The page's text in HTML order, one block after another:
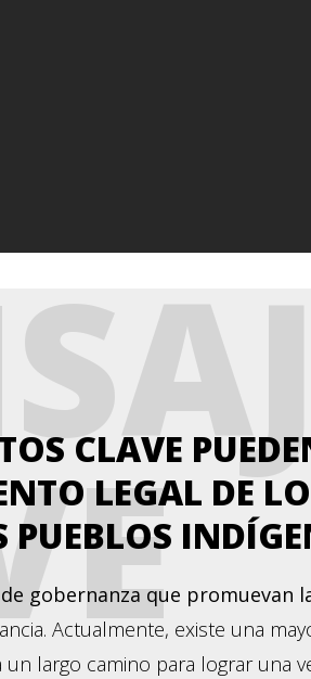
CLAVE
LEGAL DE
PUEBLOS
gobernanza que
Actualmente, existe una
largo camino para lograr una